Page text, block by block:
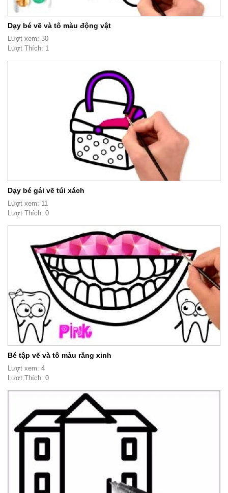
Dạy bé vẽ và tô màu động vật
Lượt xem: 30
Lượt Thích: 1
Dạy bé gái vẽ túi xách
Lượt xem: 11
Lượt Thích: 0
Bé tập vẽ và tô màu răng xinh
Lượt xem: 4
Lượt Thích: 0